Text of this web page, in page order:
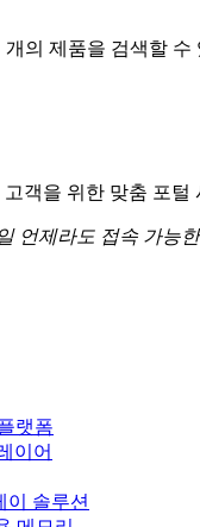
개의 제품을 검색할 수
객을 위한 맞춤 포
언제라도 접속 가능
랫폼
이어
이 솔루션